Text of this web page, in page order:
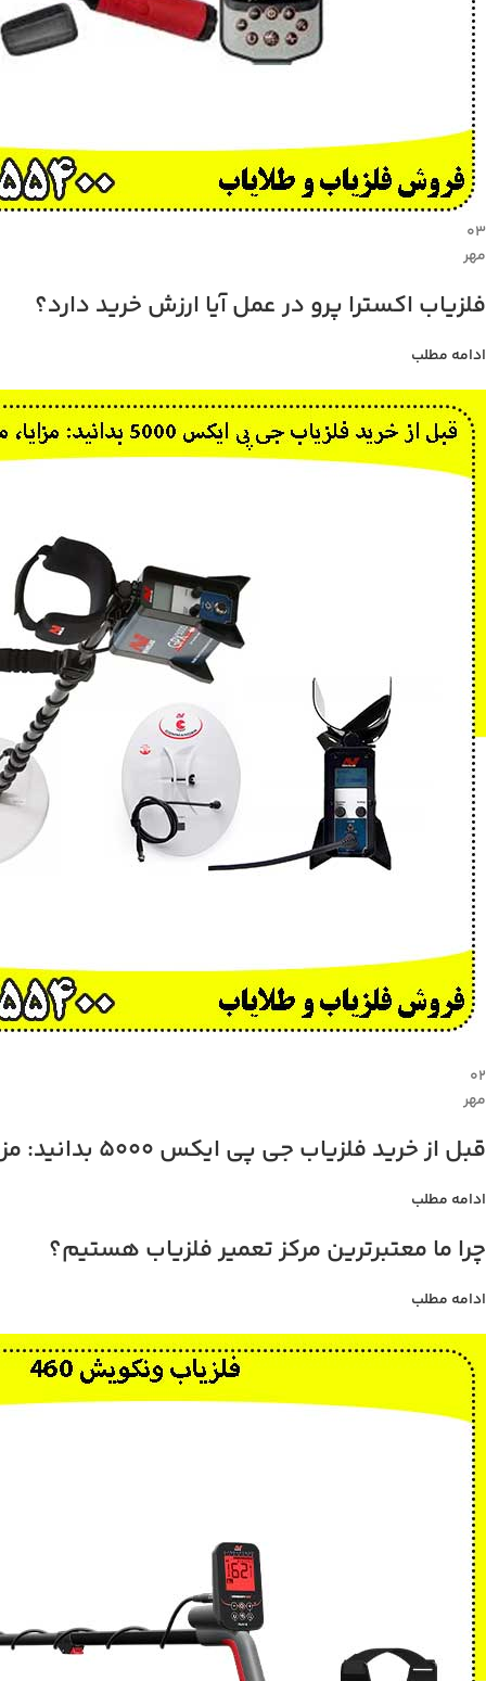
۰۳
مهر
فلزیاب اکسترا پرو در عمل آیا ارزش خرید دارد؟
ادامه مطلب
۰۲
مهر
قبل از خرید فلزیاب جی پی ایکس 5000 بدانید: مزایا، معایب، و قیمت
ادامه مطلب
چرا ما معتبرترین مرکز تعمیر فلزیاب هستیم؟
ادامه مطلب